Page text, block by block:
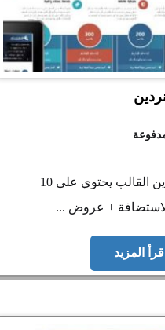
قالب شركة استضافة نردين القالب يحتوي على 10
+ عروض ...
اقرأ المزيد